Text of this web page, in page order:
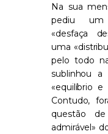
Na sua
pediu um
«desfaça
uma
pelo todo
sublinhou a
«equilíbrio e
Contudo,
questão
admirável»